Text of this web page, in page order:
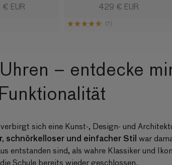
EUR
Normaler
429 € EUR
(7)
– entdecke
sich eine Kunst-, Design- und
schnörkelloser und einfacher Stil war
entstanden sind, als wahre Klassiker und
Schule bereits wieder geschlossen.